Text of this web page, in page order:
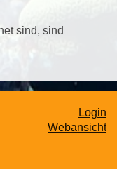
sind, sind
Login
Webansicht